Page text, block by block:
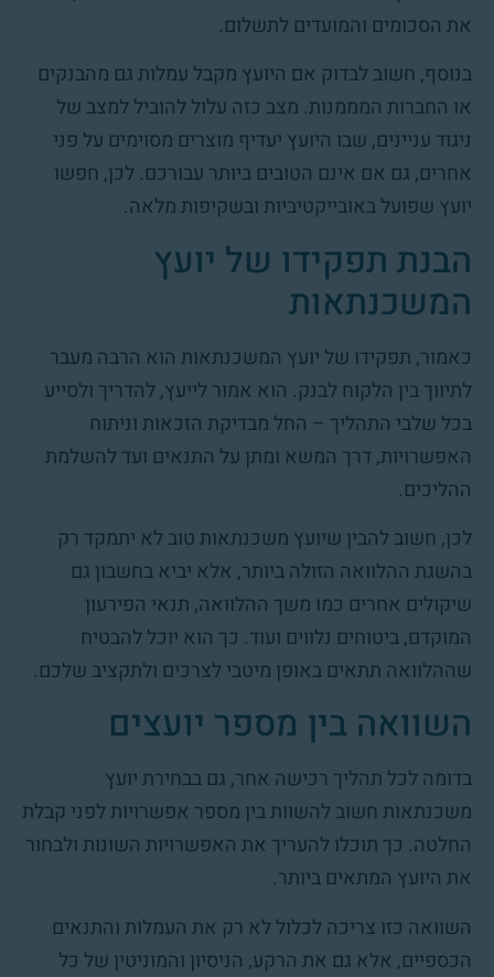
את הסכומים והמועדים לתשלום.
בנוסף, חשוב לבדוק אם היועץ מקבל עמלות גם מהבנקים
או החברות המממנות. מצב כזה עלול להוביל למצב של
ניגוד עניינים, שבו היועץ יעדיף מוצרים מסוימים על פני
אחרים, גם אם אינם הטובים ביותר עבורכם. לכן, חפשו
יועץ שפועל באובייקטיביות ובשקיפות מלאה.
הבנת תפקידו של יועץ
המשכנתאות
כאמור, תפקידו של יועץ המשכנתאות הוא הרבה מעבר
לתיווך בין הלקוח לבנק. הוא אמור לייעץ, להדריך ולסייע
בכל שלבי התהליך – החל מבדיקת הזכאות וניתוח
האפשרויות, דרך המשא ומתן על התנאים ועד להשלמת
ההליכים.
לכן, חשוב להבין שיועץ משכנתאות טוב לא יתמקד רק
בהשגת ההלוואה הזולה ביותר, אלא יביא בחשבון גם
שיקולים אחרים כמו משך ההלוואה, תנאי הפירעון
המוקדם, ביטוחים נלווים ועוד. כך הוא יוכל להבטיח
שההלוואה תתאים באופן מיטבי לצרכים ולתקציב שלכם.
השוואה בין מספר יועצים
בדומה לכל תהליך רכישה אחר, גם בבחירת יועץ
משכנתאות חשוב להשוות בין מספר אפשרויות לפני קבלת
החלטה. כך תוכלו להעריך את האפשרויות השונות ולבחור
את היועץ המתאים ביותר.
השוואה כזו צריכה לכלול לא רק את העמלות והתנאים
הכספיים, אלא גם את הרקע, הניסיון והמוניטין של כל